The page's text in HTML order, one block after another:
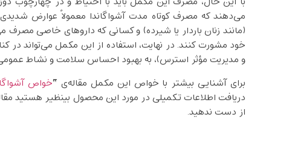
می‌دهند که مصرف کوتاه ‌مدت آشواگاندا معمولاً عوارض
(مانند زنان باردار یا شیرده) و کسانی که داروهای خاصی
خود مشورت کنند. در نهایت، استفاده از این مکمل می‌تواند
و مدیریت مؤثر استرس)، به بهبود احساس سلامت و نشاط
برای آشنایی بیشتر با خواص این مکمل مقاله‌ی “خواص
دریافت اطلاعات تکمیلی در مورد این محصول بینظیر هستید
از دست ندهید.